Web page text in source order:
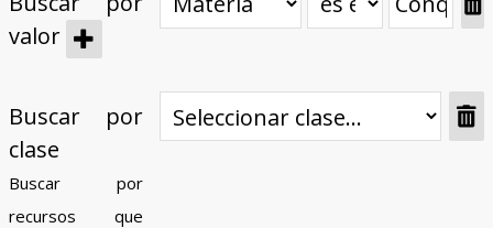
valor
Buscar por
clase
Buscar por
recursos que